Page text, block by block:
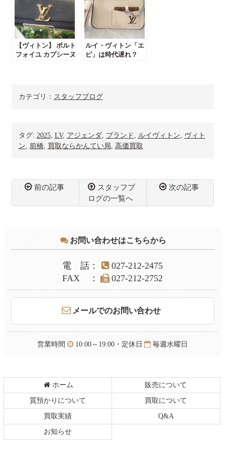
【ヴィトン】 ポルト
フォイユ カプシーヌ
ルイ・ヴィトン「エ
ピ」は時代遅れ？
カテゴリ： スタッフブログ
タグ: 2025, LV, アジェンダ, ブランド , ルイヴィトン, ヴィト
ン, 前橋, 買取ならかんてい局, 高価買取
前の記事
スタッフブ
ログの一覧へ
次の記事
お問い合わせはこちらから
電話 ：
027-212-2475
FAX
： 027-212-2752
メールでのお問い合わせ
営業時間 10:00～19:00・定休日 毎週水曜日
ホーム 販売について
質預かりについて 買取について
買取実績 Q&A
お知らせ